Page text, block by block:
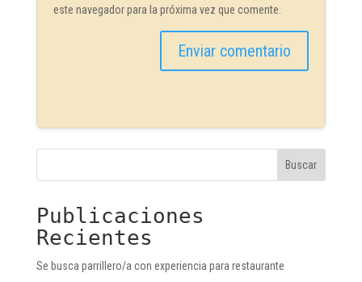
este navegador para la próxima vez que comente.
Buscar
Publicaciones
Recientes
Se busca parrillero/a con experiencia para restaurante